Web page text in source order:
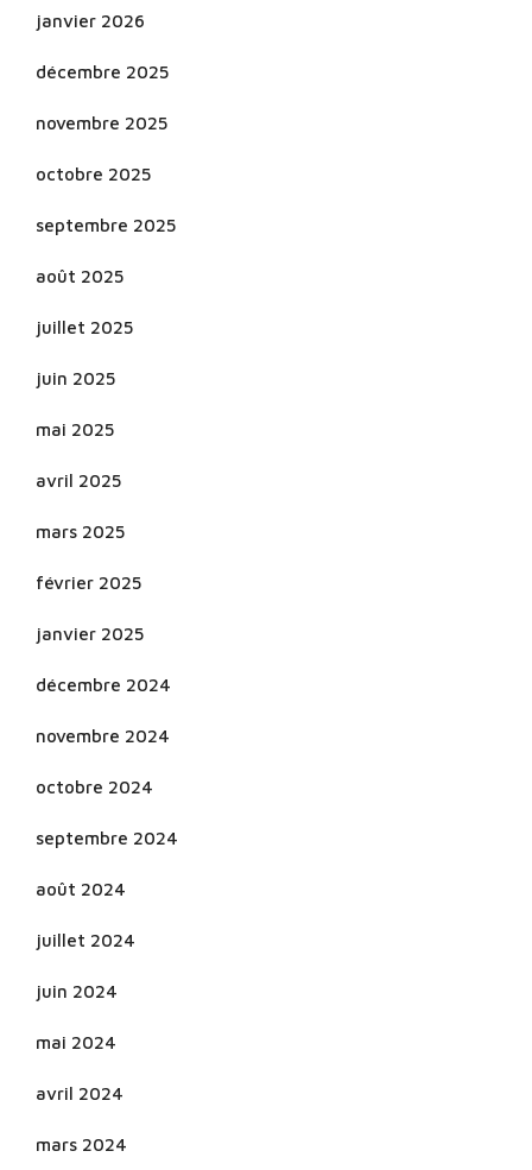
janvier 2026
décembre 2025
novembre 2025
octobre 2025
septembre 2025
août 2025
juillet 2025
juin 2025
mai 2025
avril 2025
mars 2025
février 2025
janvier 2025
décembre 2024
novembre 2024
octobre 2024
septembre 2024
août 2024
juillet 2024
juin 2024
mai 2024
avril 2024
mars 2024